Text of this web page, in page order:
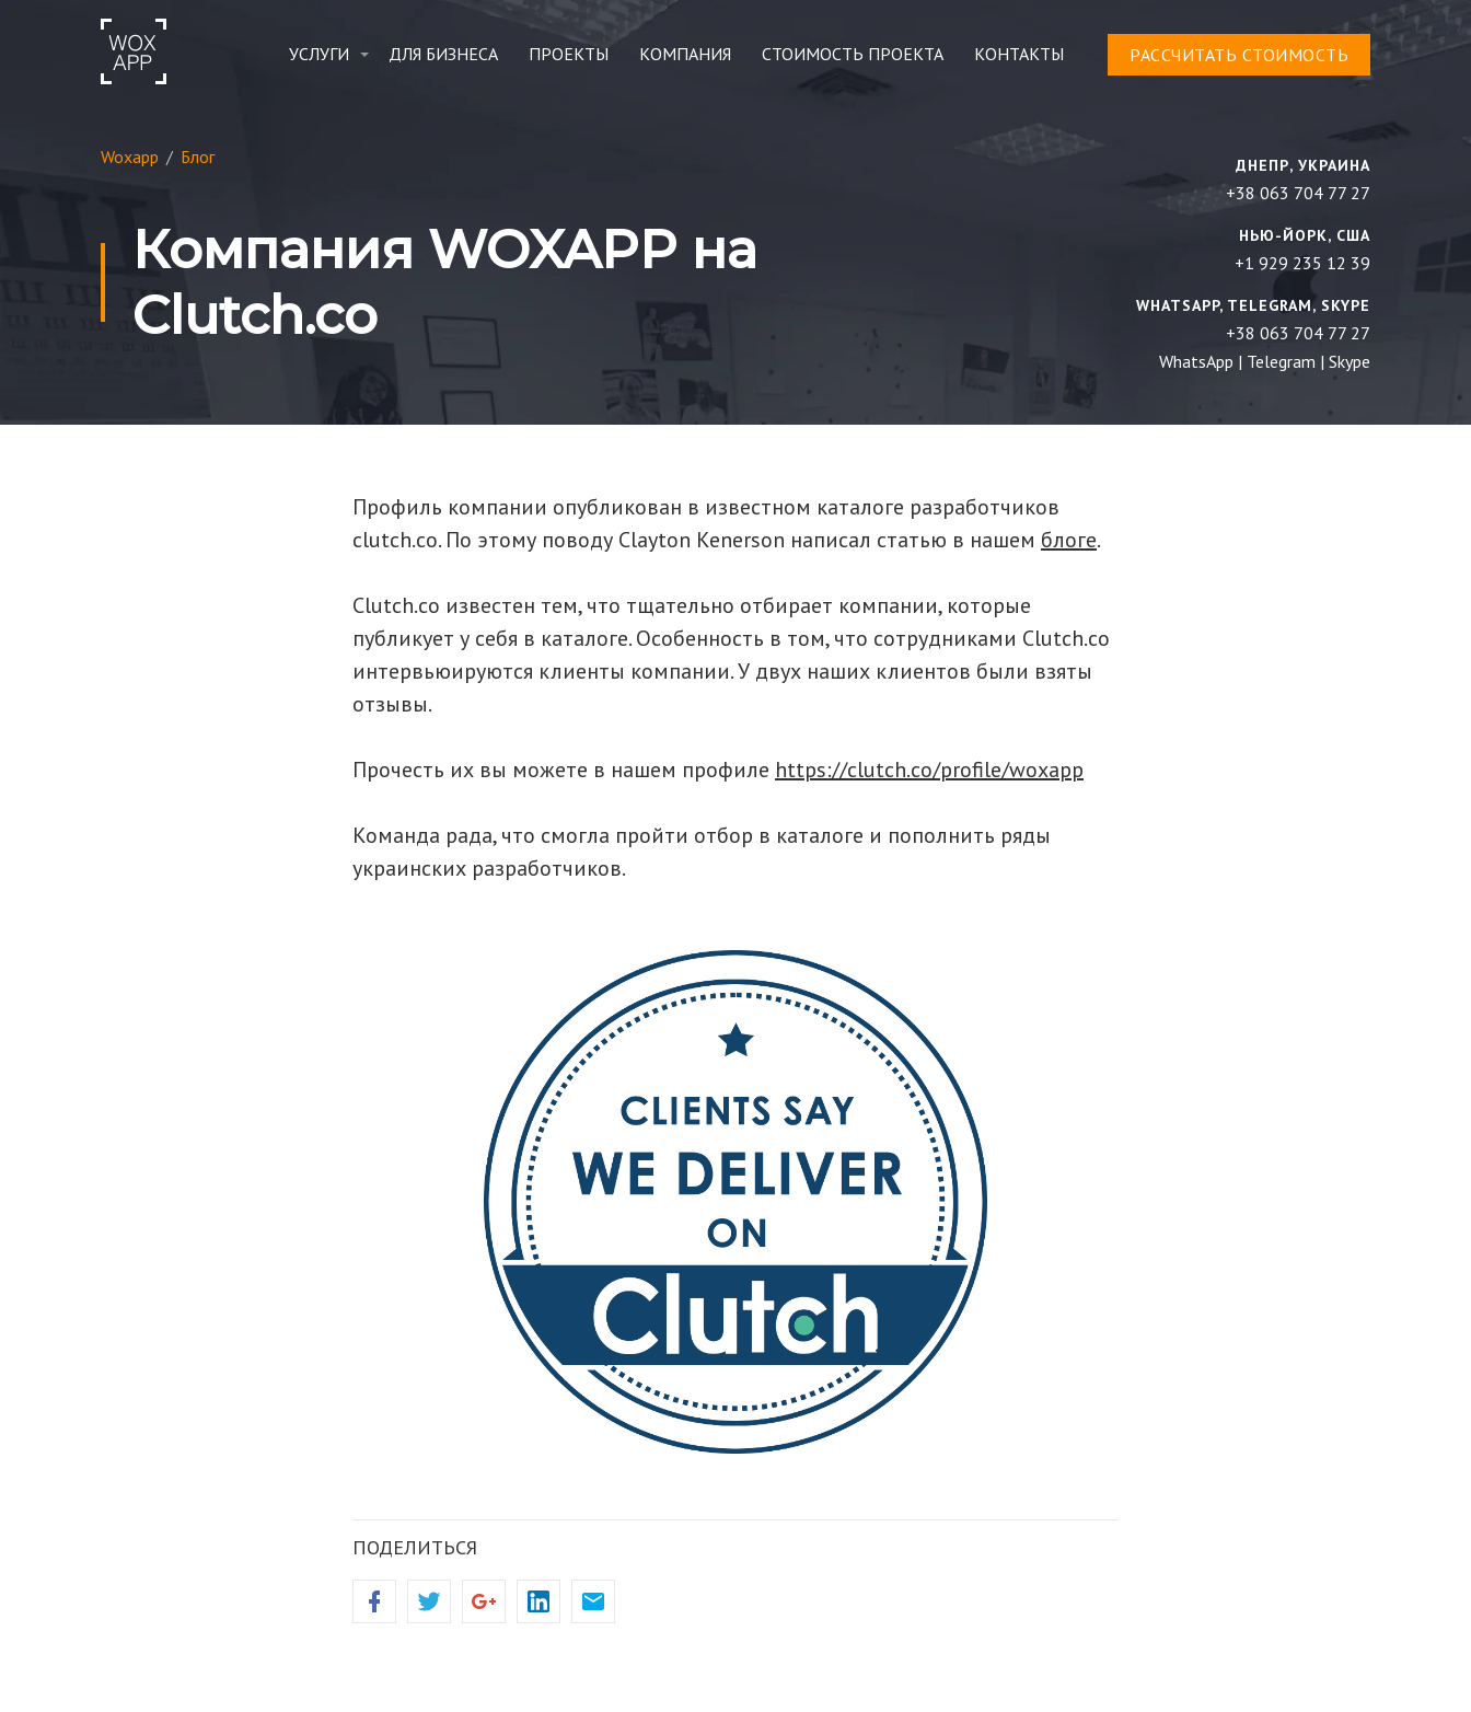
УСЛУГИ ДЛЯ БИЗНЕСА ПРОЕКТЫ КОМПАНИЯ СТОИМОСТЬ ПРОЕКТА КОНТАКТЫ РАСCЧИТАТЬ СТОИМОСТЬ
Woxapp / Блог
Компания WOXAPP на
Сlutch.co
ДНЕПР, УКРАИНА
+38 063 704 77 27
НЬЮ-ЙОРК, США
+1 929 235 12 39
WHATSAPP, TELEGRAM, SKYPE
+38 063 704 77 27
WhatsApp | Telegram | Skype
Профиль компании опубликован в известном каталоге разработчиков
clutch.co. По этому поводу Clayton Kenerson написал статью в нашем блоге.
Сlutch.co известен тем, что тщательно отбирает компании, которые
публикует у себя в каталоге. Особенность в том, что сотрудниками Сlutch.co
интервьюируются клиенты компании. У двух наших клиентов были взяты
отзывы.
Прочесть их вы можете в нашем профиле https://clutch.co/profile/woxapp
Команда рада, что смогла пройти отбор в каталоге и пополнить ряды
украинских разработчиков.
ПОДЕЛИТЬСЯ